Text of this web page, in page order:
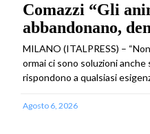
Comazzi “Gli
abbandonano,
MILANO (ITALPRESS) –
ormai ci sono soluzioni
rispondono a qualsiasi
Agosto 6, 2026